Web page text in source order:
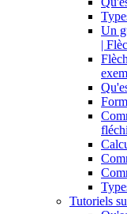
Un
|
Tutoriels